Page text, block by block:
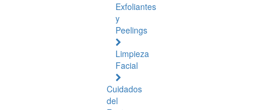
Exfoliantes
y
Peelings
Limpieza
Facial
Cuidados
del